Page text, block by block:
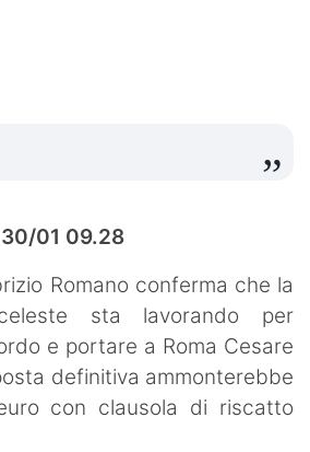
01 09.28
Romano conferma che la
sta lavorando per
e portare a Roma Cesare
definitiva ammonterebbe
con clausola di riscatto